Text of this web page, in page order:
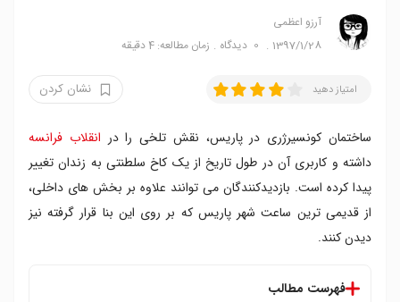
آرزو اعظمی
1397/1/28
0 دیدگاه زمان مطالعه: 4 دقیقه
امتیاز دهید نشان کردن
ساختمان کونسیرژری در پاریس، نقش تلخی را در انقلاب فرانسه
داشته و کاربری آن در طول تاریخ از یک کاخ سلطنتی به زندان تغییر
پیدا کرده است. بازدیدکنندگان می توانند علاوه بر بخش های داخلی،
از قدیمی ترین ساعت شهر پاریس که بر روی این بنا قرار گرفته نیز
دیدن کنند.
فهرست مطالب